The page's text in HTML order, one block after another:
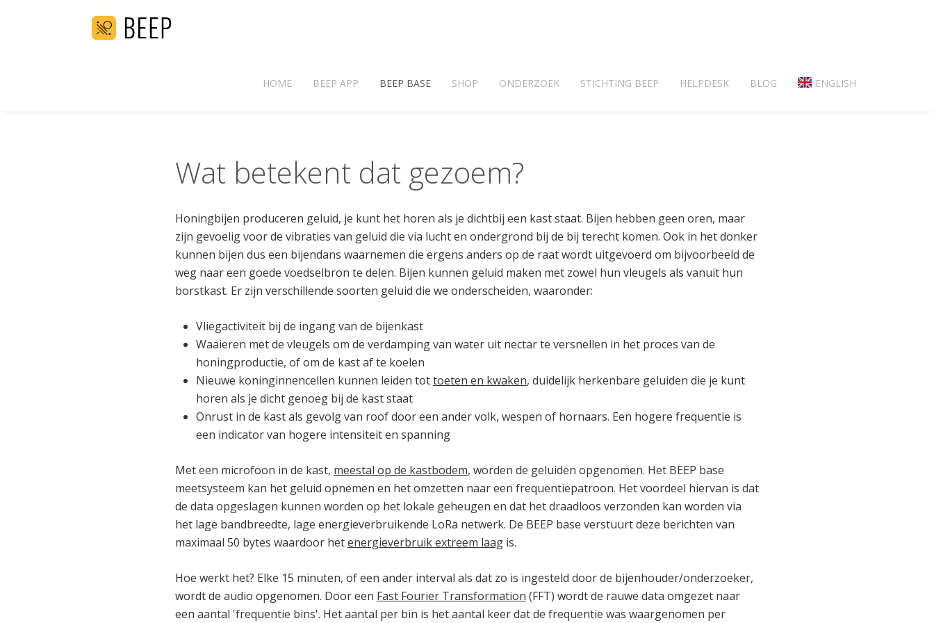
HOME BEEP APP BEEP BASE SHOP ONDERZOEK STICHTING BEEP HELPDESK BLOG ENGLISH
Wat betekent dat gezoem?
Honingbijen produceren geluid, je kunt het horen als je dichtbij een kast staat. Bijen hebben geen oren, maar
zijn gevoelig voor de vibraties van geluid die via lucht en ondergrond bij de bij terecht komen. Ook in het donker
kunnen bijen dus een bijendans waarnemen die ergens anders op de raat wordt uitgevoerd om bijvoorbeeld de
weg naar een goede voedselbron te delen. Bijen kunnen geluid maken met zowel hun vleugels als vanuit hun
borstkast. Er zijn verschillende soorten geluid die we onderscheiden, waaronder:
Vliegactiviteit bij de ingang van de bijenkast
Waaieren met de vleugels om de verdamping van water uit nectar te versnellen in het proces van de
honingproductie, of om de kast af te koelen
Nieuwe koninginnencellen kunnen leiden tottoeten en kwaken, duidelijk herkenbare geluiden die je kunt
horen als je dicht genoeg bij de kast staat
Onrust in de kast als gevolg van roof door een ander volk, wespen of hornaars. Een hogere frequentie is
een indicator van hogere intensiteit en spanning
Met een microfoon in de kast, meestal op de kastbodem, worden de geluiden opgenomen. Het BEEP base
meetsysteem kan het geluid opnemen en het omzetten naar een frequentiepatroon. Het voordeel hiervan is dat
de data opgeslagen kunnen worden op het lokale geheugen en dat het draadloos verzonden kan worden via
het lage bandbreedte, lage energieverbruikende LoRa netwerk. De BEEP base verstuurt deze berichten van
maximaal 50 bytes waardoor hetenergieverbruik extreem laag is.
Hoe werkt het? Elke 15 minuten, of een ander interval als dat zo is ingesteld door de bijenhouder/onderzoeker,
wordt de audio opgenomen. Door een Fast Fourier Transformation (FFT) wordt de rauwe data omgezet naar
een aantal 'frequentie bins'. Het aantal per bin is het aantal keer dat de frequentie was waargenomen per